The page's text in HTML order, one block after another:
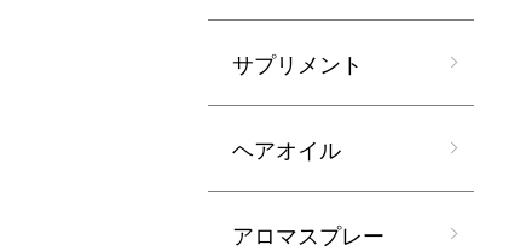
サプリメント
ヘアオイル
アロマスプレー